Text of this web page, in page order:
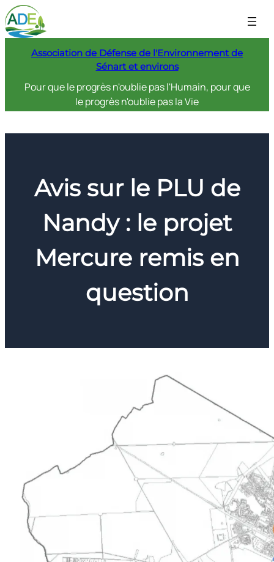
Aller
au
contenu
Association de Défense de l'Environnement de
Sénart et environs
Pour que le progrès n'oublie pas l'Humain, pour que
le progrès n'oublie pas la Vie
Avis sur le PLU de
Nandy : le projet
Mercure remis en
question